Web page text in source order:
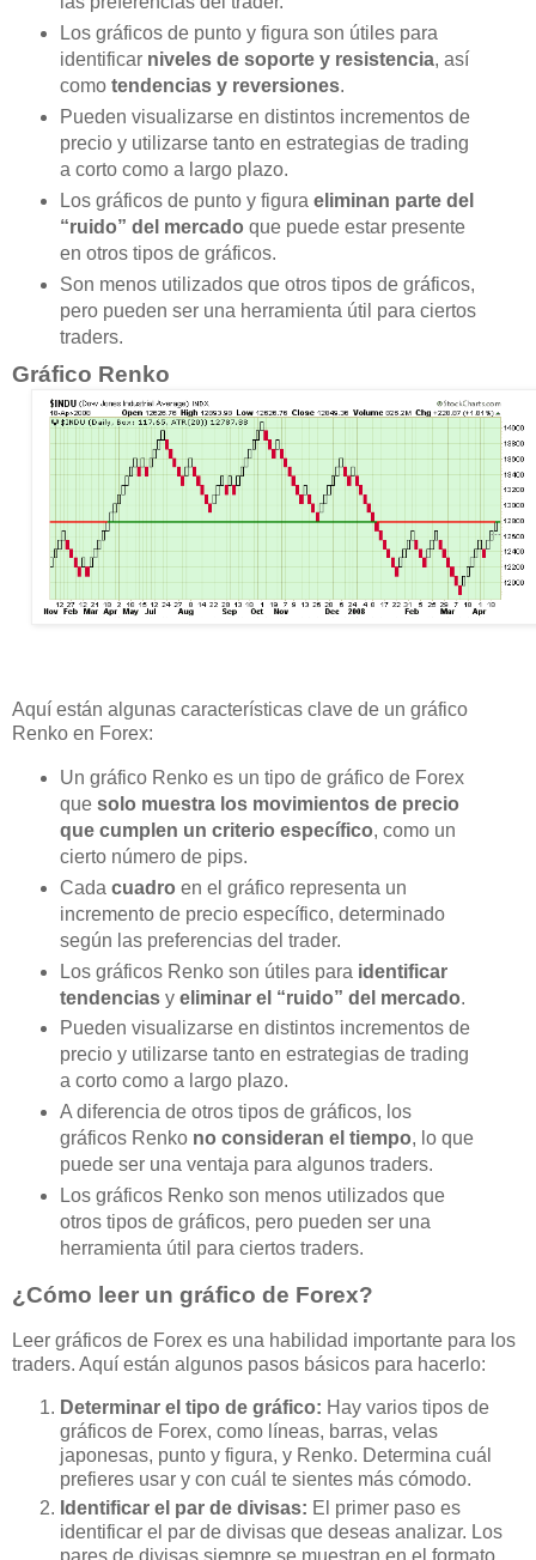
Los gráficos de punto y figura son útiles para
identificar niveles de soporte y resistencia, así
como tendencias y reversiones.
Pueden visualizarse en distintos incrementos de
precio y utilizarse tanto en estrategias de trading
a corto como a largo plazo.
Los gráficos de punto y figura eliminan parte del
“ruido” del mercado que puede estar presente
en otros tipos de gráficos.
Son menos utilizados que otros tipos de gráficos,
pero pueden ser una herramienta útil para ciertos
traders.
Gráfico Renko
Aquí están algunas características clave de un gráfico
Renko en Forex:
Un gráfico Renko es un tipo de gráfico de Forex
que solo muestra los movimientos de precio
que cumplen un criterio específico, como un
cierto número de pips.
Cada cuadro en el gráfico representa un
incremento de precio específico, determinado
según las preferencias del trader.
Los gráficos Renko son útiles para identificar
tendenciasy eliminar el “ruido” del mercado.
Pueden visualizarse en distintos incrementos de
precio y utilizarse tanto en estrategias de trading
a corto como a largo plazo.
A diferencia de otros tipos de gráficos, los
gráficos Renko no consideran el tiempo, lo que
puede ser una ventaja para algunos traders.
Los gráficos Renko son menos utilizados que
otros tipos de gráficos, pero pueden ser una
herramienta útil para ciertos traders.
¿Cómo leer un gráfico de Forex?
Leer gráficos de Forex es una habilidad importante para los
traders. Aquí están algunos pasos básicos para hacerlo:
Determinar el tipo de gráfico: Hay varios tipos de
gráficos de Forex, como líneas, barras, velas
japonesas, punto y figura, y Renko. Determina cuál
prefieres usar y con cuál te sientes más cómodo.
Identificar el par de divisas: El primer paso es
identificar el par de divisas que deseas analizar. Los
pares de divisas siempre se muestran en el formato